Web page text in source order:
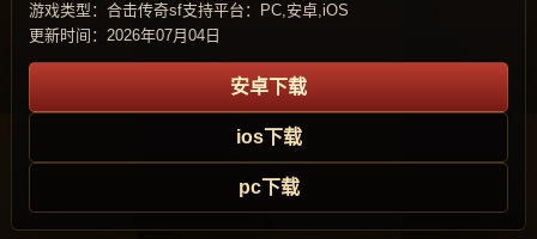
游戏类型：合击传奇sf支持平台：PC,安卓,iOS
更新时间：2026年07月04日
安卓下载
ios下载
pc下载